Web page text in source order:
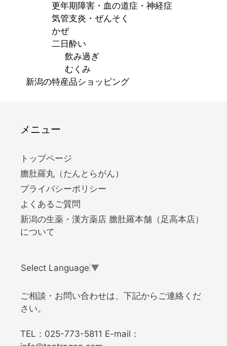
更年期障害・血の道症・神経症
気管支炎・ぜんそく
かぜ
二日酔い
飲み過ぎ
むくみ
新潟の特産品ショッピング
メニュー
トップページ
膽肚羅丸（たんとらがん）
プライバシーポリシー
よくあるご質問
新潟の生薬・漢方薬店 膽肚羅本舗（足高本店）
について
Select Language ▼
ご相談・お問い合わせは、下記からご連絡くだ
さい。
TEL： 025-773-5811 E-mail：